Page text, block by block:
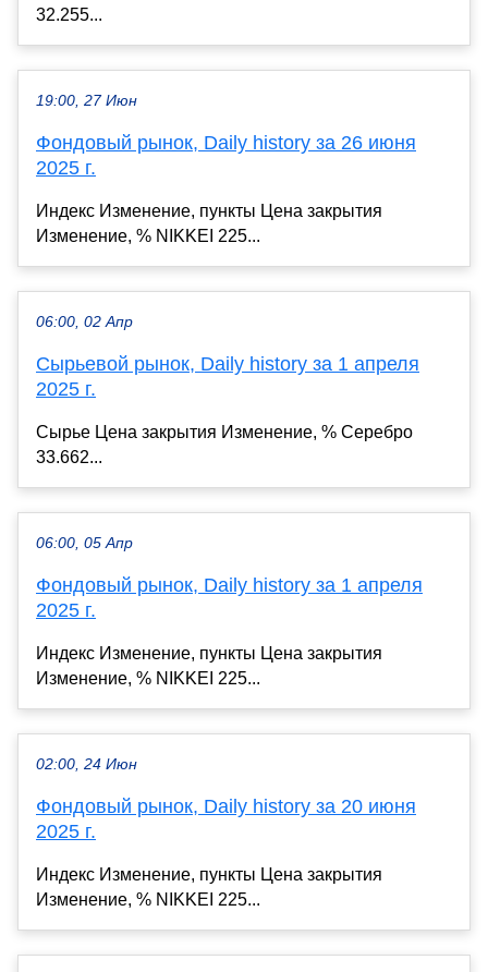
32.255...
19:00, 27 Июн
Фондовый рынок, Daily history за 26 июня
2025 г.
Индекс Изменение, пункты Цена закрытия
Изменение, % NIKKEI 225...
06:00, 02 Апр
Сырьевой рынок, Daily history за 1 апреля
2025 г.
Сырье Цена закрытия Изменение, % Серебро
33.662...
06:00, 05 Апр
Фондовый рынок, Daily history за 1 апреля
2025 г.
Индекс Изменение, пункты Цена закрытия
Изменение, % NIKKEI 225...
02:00, 24 Июн
Фондовый рынок, Daily history за 20 июня
2025 г.
Индекс Изменение, пункты Цена закрытия
Изменение, % NIKKEI 225...